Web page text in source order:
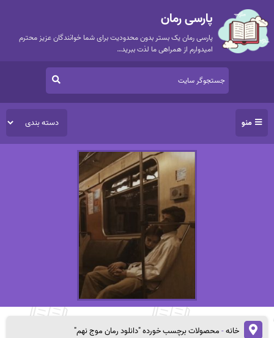
پارسی رمان
پارسی رمان یک بستر بدون محدودیت برای شما خوانندگان عزیز محترم
امیدوارم از همراهی ما لذت ببرید…
منو
خانه-محصولات برچسب خورده "دانلود رمان موج نهم"